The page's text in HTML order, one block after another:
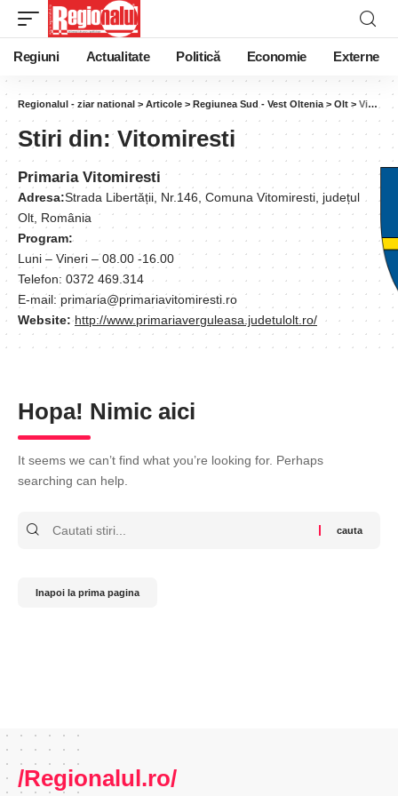
Regiuni Actualitate Politică Economie Externe
Regionalul - ziar national > Articole > Regiunea Sud - Vest Oltenia > Olt > Vitomiresti
Stiri din:Vitomiresti
Primaria Vitomiresti
Adresa:Strada Libertății, Nr.146, Comuna Vitomiresti, județul
Olt, România
Program:
Luni – Vineri – 08.00 -16.00
Telefon: 0372 469.314
E-mail: primaria@primariavitomiresti.ro
Website: http://www.primariaverguleasa.judetulolt.ro/
Hopa! Nimic aici
It seems we can’t find what you’re looking for. Perhaps
searching can help.
Inapoi la prima pagina
/Regionalul.ro/